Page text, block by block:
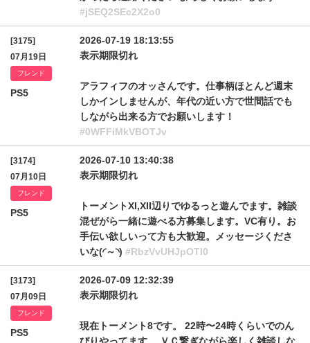
#jSEQ2SEc2X2o0
[3175]
07月19日
フレンド
PS5
2026-07-19 18:13:55
表示期限切れ
アラフィフのオッさんです。仕事柄ほとんど週末
しかインしませんが、年代の近い方で世間話でも
しながら出来る方でお願いします！
#0WFFiMkVBOTJv
[3174]
07月10日
フレンド
PS5
2026-07-10 13:40:38
表示期限切れ
トーメントXI,XII辺りでゆるっと遊んでます。雑談
混ぜがら一緒に遊べる方募集します。VC有り。お
手伝い欲しいって方も大歓迎。メッセージくださ
いな(◜～◝) #RbzVvUHJpOTI0
[3173]
07月09日
フレンド
PS5
2026-07-09 12:32:39
表示期限切れ
現在トーメント8です。 22時〜24時くらいでのん